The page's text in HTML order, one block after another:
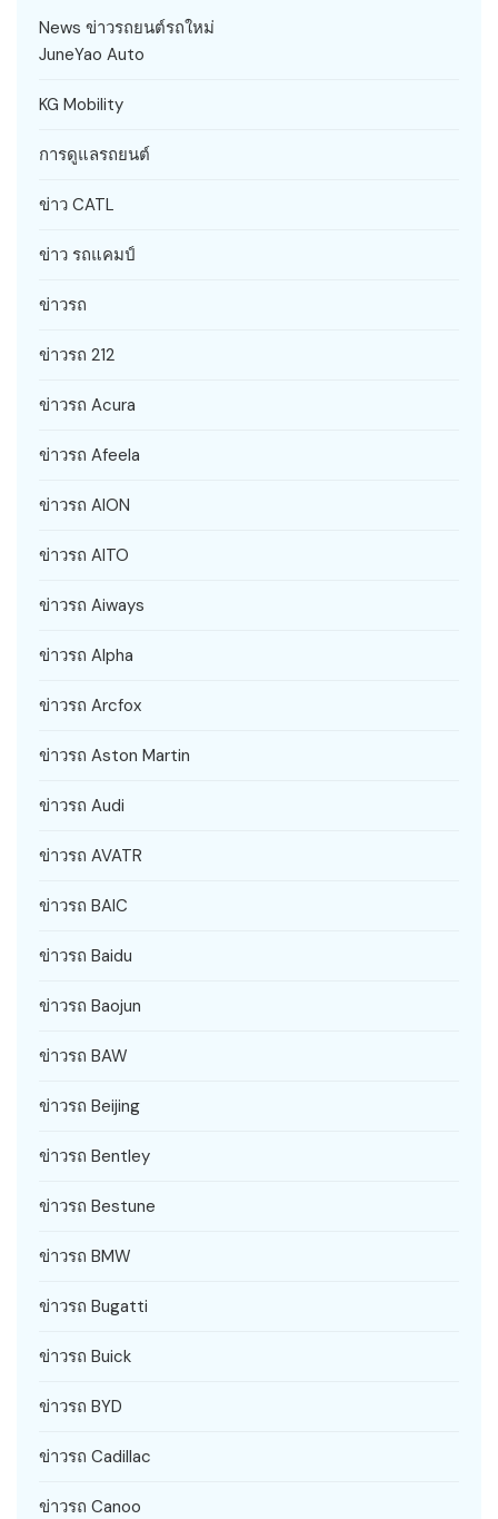
News ข่าวรถยนต์รถใหม่
JuneYao Auto
KG Mobility
การดูแลรถยนต์
ข่าว CATL
ข่าว รถแคมป์
ข่าวรถ
ข่าวรถ 212
ข่าวรถ Acura
ข่าวรถ Afeela
ข่าวรถ AION
ข่าวรถ AITO
ข่าวรถ Aiways
ข่าวรถ Alpha
ข่าวรถ Arcfox
ข่าวรถ Aston Martin
ข่าวรถ Audi
ข่าวรถ AVATR
ข่าวรถ BAIC
ข่าวรถ Baidu
ข่าวรถ Baojun
ข่าวรถ BAW
ข่าวรถ Beijing
ข่าวรถ Bentley
ข่าวรถ Bestune
ข่าวรถ BMW
ข่าวรถ Bugatti
ข่าวรถ Buick
ข่าวรถ BYD
ข่าวรถ Cadillac
ข่าวรถ Canoo